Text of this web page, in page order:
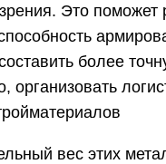
Это поможет
более
организовать
вес этих